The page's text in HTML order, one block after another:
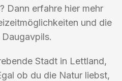
Dann erfahre hier mehr
und die
Stadt in Lettland,
ob du die Natur liebst,